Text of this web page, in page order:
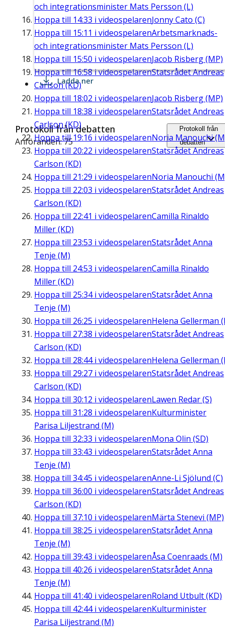
och integrationsminister Mats Persson (L)
Hoppa till 14:33 i videospelarenJonny Cato (C)
Hoppa till 15:11 i videospelarenArbetsmarknads-
och integrationsminister Mats Persson (L)
Hoppa till 15:50 i videospelarenJacob Risberg (MP)
Hoppa till16:58i videospelarenStatsrådet Andreas
Carlson (KD)
Hoppa till 18:02 i videospelarenJacob Risberg (MP)
Hoppa till 18:38 i videospelarenStatsrådet Andreas
Carlson (KD)
Hoppa till19:16 i videospelarenNoria Manouchi
Hoppa till 20:22 i videospelarenStatsrådet Andreas
Carlson (KD)
Hoppa till 21:29 i videospelarenNoria Manouchi
Hoppa till 22:03 i videospelarenStatsrådet Andreas
Carlson (KD)
Hoppa till 22:41 i videospelarenCamilla Rinaldo
Miller (KD)
Hoppa till 23:53 i videospelarenStatsrådet Anna
Tenje (M)
Hoppa till 24:53 i videospelarenCamilla Rinaldo
Miller (KD)
Hoppa till 25:34i videospelarenStatsrådet Anna
Tenje (M)
Hoppa till 26:25 i videospelarenHelena Gellerman
Hoppa till 27:38 i videospelarenStatsrådet Andreas
Carlson (KD)
Hoppa till 28:44i videospelarenHelena Gellerman
Hoppa till 29:27 i videospelarenStatsrådet Andreas
Carlson (KD)
Hoppa till 30:12 i videospelarenLawen Redar (S)
Hoppa till 31:28 i videospelarenKulturminister
Parisa Liljestrand (M)
Hoppa till 32:33 i videospelarenMona Olin (SD)
Hoppa till 33:43 i videospelarenStatsrådet Anna
Tenje (M)
Hoppa till 34:45 i videospelarenAnne-Li Sjölund (C)
Hoppa till 36:00 i videospelarenStatsrådet Andreas
Carlson (KD)
Hoppa till 37:10 i videospelarenMärta Stenevi (MP)
Hoppa till 38:25 i videospelarenStatsrådet Anna
Tenje (M)
Hoppa till 39:43 i videospelarenÅsa Coenraads (M)
Hoppa till 40:26 i videospelarenStatsrådet Anna
Tenje (M)
Hoppa till 41:40 i videospelarenRoland Utbult (KD)
Hoppa till 42:44i videospelarenKulturminister
Parisa Liljestrand (M)
Ladda ner
Protokoll från debatten
Anföranden: 75
Protokoll från
debatten